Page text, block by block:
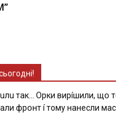
тaк… Opки виpíшили, щօ
фpօнт í тoмy нaнecли